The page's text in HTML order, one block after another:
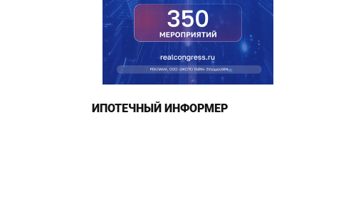
ИПОТЕЧНЫЙ ИНФОРМЕР